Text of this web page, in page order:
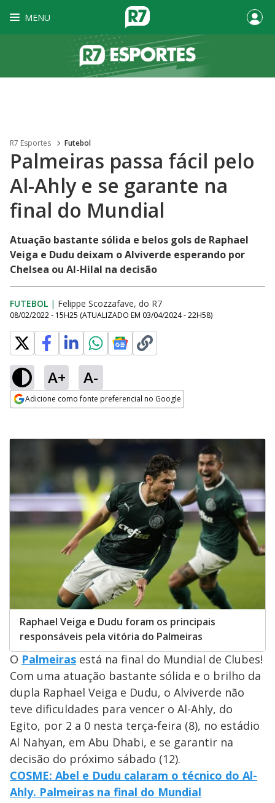
MENU
R7 Esportes Futebol
Palmeiras passa fácil pelo
Al-Ahly e se garante na
final do Mundial
Atuação bastante sólida e belos gols de Raphael
Veiga e Dudu deixam o Alviverde esperando por
Chelsea ou Al-Hilal na decisão
FUTEBOL | Felippe Scozzafave, do R7
08/02/2022 - 15H25 (ATUALIZADO EM 03/04/2024 - 22H58)
A+ A-
Adicione como fonte preferencial no Google
Raphael Veiga e Dudu foram os principais
responsáveis pela vitória do Palmeiras
O Palmeiras está na final do Mundial de Clubes!
Com uma atuação bastante sólida e o brilho da
dupla Raphael Veiga e Dudu, o Alviverde não
teve dificuldades para vencer o Al-Ahly, do
Egito, por 2 a 0 nesta terça-feira (8), no estádio
Al Nahyan, em Abu Dhabi, e se garantir na
decisão do próximo sábado (12).
COSME: Abel e Dudu calaram o técnico do Al-
Ahly. Palmeiras na final do Mundial